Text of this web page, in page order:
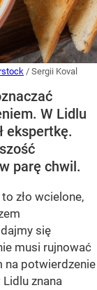
/ Sergii Koval
W Lidlu
ekspertkę.
parę chwil.
zło wcielone,
się
musi rujnować
na potwierdzenie
znana